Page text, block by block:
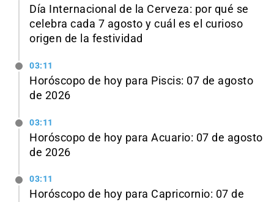
Día Internacional de la Cerveza: por qué se
celebra cada 7 agosto y cuál es el curioso
origen de la festividad
03:11
Horóscopo de hoy para Piscis: 07 de agosto
de 2026
03:11
Horóscopo de hoy para Acuario: 07 de agosto
de 2026
03:11
Horóscopo de hoy para Capricornio: 07 de